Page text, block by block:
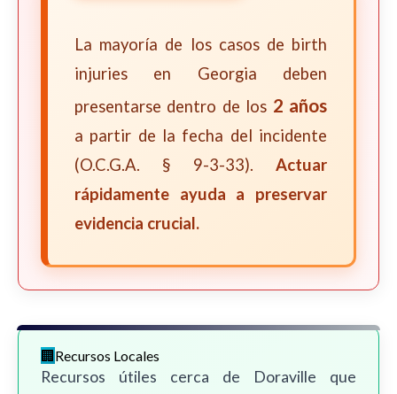
La mayoría de los casos de birth
injuries en Georgia deben
presentarse dentro de los 2 años
a partir de la fecha del incidente
(O.C.G.A. § 9-3-33). Actuar
rápidamente ayuda a preservar
evidencia crucial.
Recursos Locales
Recursos útiles cerca de Doraville que